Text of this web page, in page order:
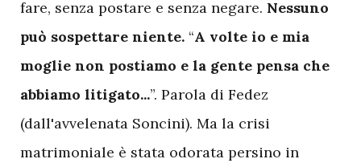
fare, senza postare e senza negare. Nessuno
può sospettare niente. “A volte io e mia
moglie non postiamo e la gente pensa che
abbiamo litigato...”. Parola di Fedez
(dall'avvelenata Soncini). Ma la crisi
matrimoniale è stata odorata persino in